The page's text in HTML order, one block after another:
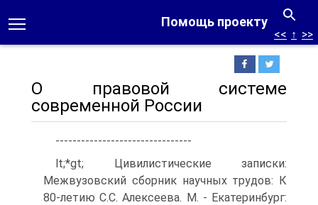
Помощь проекту
<< ↑ >>
О правовой системе
современной России
--------------------------------
lt;*gt; Цивилистические записки:
Межвузовский сборник научных трудов: К
80-летию С.С. Алексеева. М. - Екатеринбург: